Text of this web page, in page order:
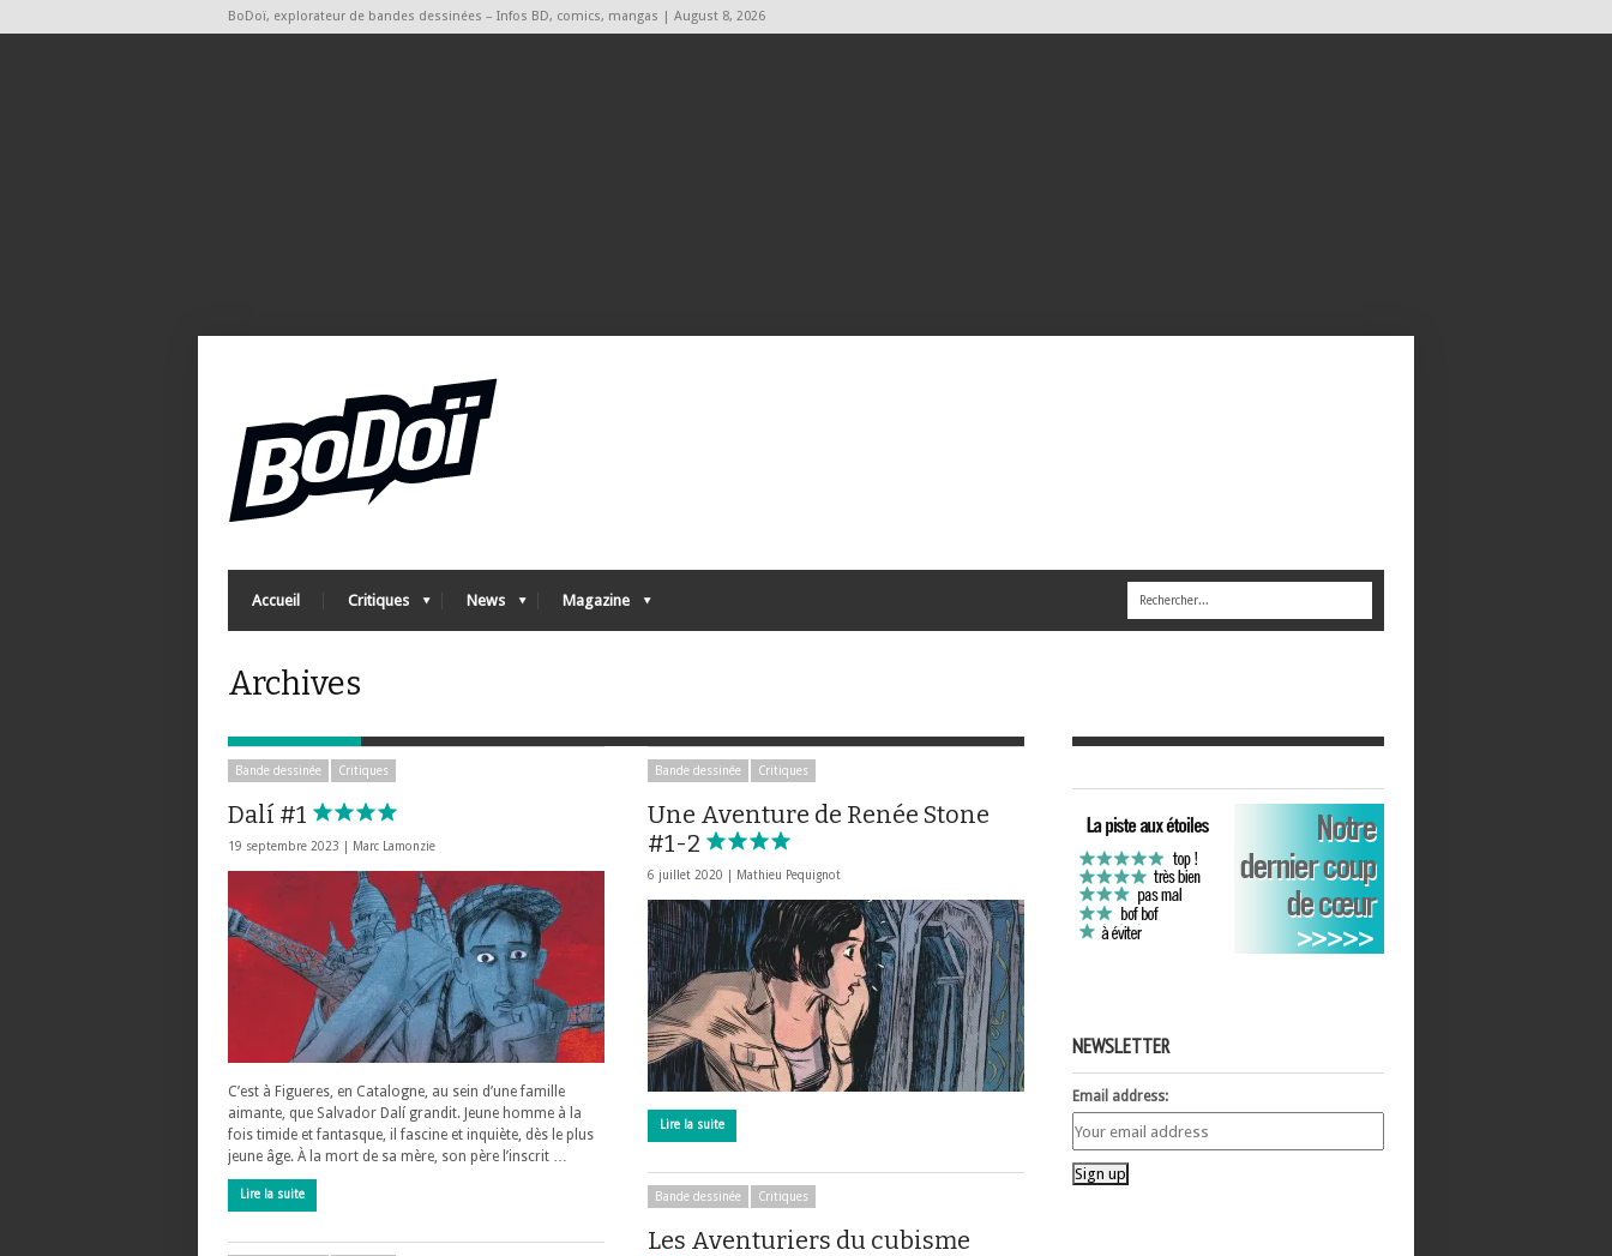
BoDoï, explorateur de bandes dessinées – Infos BD, comics, mangas | August 8, 2026
Accueil Critiques News Magazine
Archives
Bande dessinée Critiques
Dalí #1
19 septembre 2023 | Marc Lamonzie
C’est à Figueres, en Catalogne, au sein d’une famille
aimante, que Salvador Dalí grandit. Jeune homme à la
fois timide et fantasque, il fascine et inquiète, dès le plus
jeune âge. À la mort de sa mère, son père l’inscrit …
Lire la suite
Bande dessinée Critiques
Une Aventure de Renée Stone
#1-2
6 juillet 2020 | Mathieu Pequignot
Lire la suite
Bande dessinée Critiques
Les Aventuriers du cubisme
NEWSLETTER
Email address: